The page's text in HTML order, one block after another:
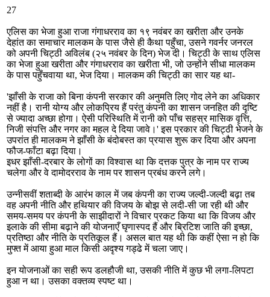
27
एलिस का भेजा हुआ राजा गंगाधरराव का १९ नवंबर का खरीता और उनके
देहांत का समाचार मालकम के पास जैसे ही कैथा पहुँचा, उसने गवर्नर जनरल
को अपनी चिट्ठी अविलंब (२५ नवंबर के दिन) भेज दी। चिट्ठी के साथ एलिस
का भेजा हुआ खरीता और गंगाधरराव का खरीता भी, जो उन्होंने सीधा मालकम
के पास पहुँचवाया था, भेज दिया। मालकम की चिट्ठी का सार यह था-
'झाँसी के राजा को बिना कंपनी सरकार की अनुमति लिए गोद लेने का अधिकार
नहीं है। रानी योग्य और लोकप्रिय हैं परंतु कंपनी का शासन जनहित की दृष्टि
से ज्यादा अच्छा होगा। ऐसी परिस्थिति में रानी को पाँच सहस्र मासिक वृत्ति,
निजी संपत्ति और नगर का महल दे दिया जावे।' इस प्रकार की चिट्ठी भेजने के
उपरांत ही मालकम ने झाँसी के बंदोबस्त का प्रयास शुरू कर दिया और अपना
फौज-फाँटा बढ़ा दिया।
इधर झाँसी-दरबार के लोगों का विश्वास था कि दत्तक पुत्र के नाम पर राज्य
चलेगा और वे दामोदरराव के नाम पर शासन प्रबंध करने लगे।
उन्नीसवीं शताब्दी के आरंभ काल में जब कंपनी का राज्य जल्दी-जल्दी बढ़ा तब
वह अपनी नीति और हथियार की विजय के बोझ से लदी-सी जा रही थी और
समय-समय पर कंपनी के साझीदारों ने विचार प्रकट किया था कि विजय और
इलाके की सीमा बढ़ाने की योजनाएँ घृणास्पद हैं और ब्रिटिश जाति की इच्छा,
प्रतिष्ठा और नीति के प्रतिकूल हैं। असल बात यह थी कि कहीं ऐसा न हो कि
मुफ्त में आया हुआ माल किसी अदृश्य गड्ढे में चला जाए।
इन योजनाओं का सही रूप डलहौजी था, उसकी नीति में कुछ भी लगा-लिपटा
हुआ न था। उसका वक्तव्य स्पष्ट था।